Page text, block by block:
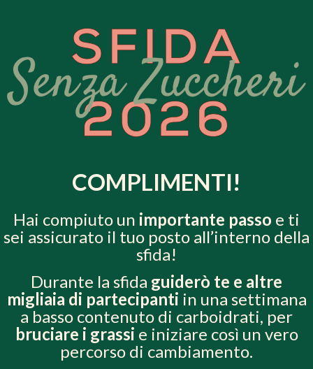
COMPLIMENTI!
Hai compiuto un importante passo e ti
sei assicurato il tuo posto all’interno della
sfida!
Durante la sfida guiderò te e altre
migliaia di partecipanti in una settimana
a basso contenuto di carboidrati, per
bruciare i grassi e iniziare così un vero
percorso di cambiamento.